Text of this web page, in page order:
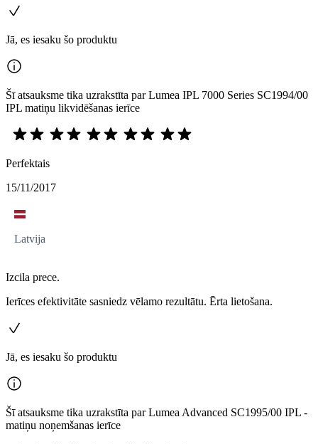
Jā, es iesaku šo produktu
Šī atsauksme tika uzrakstīta par Lumea IPL 7000 Series SC1994/00
IPL matiņu likvidēšanas ierīce
Perfektais
15/11/2017
Latvija
Izcila prece.
Ierīces efektivitāte sasniedz vēlamo rezultātu. Ērta lietošana.
Jā, es iesaku šo produktu
Šī atsauksme tika uzrakstīta par Lumea Advanced SC1995/00 IPL -
matiņu noņemšanas ierīce